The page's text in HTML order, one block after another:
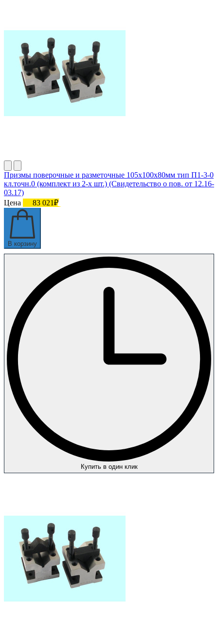
Призмы поверочные и разметочные 105х100х80мм тип П1-3-0
кл.точн.0 (комплект из 2-х шт.) (Свидетельство о пов. от 12.16-
03.17)
Цена
83 021₽
В корзину
Купить в один клик